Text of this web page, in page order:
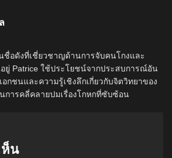
ชื่อดังที่เชี่ยวชาญด้านการจับคนโกงและ
ยู่ Patrice ใช้ประโยชน์จากประสบการณ์อัน
กชนและความรู้เชิงลึกเกี่ยวกับจิตวิทยาของ
การคลี่คลายปมเรื่องโกหกที่ซับซ้อน
ห็น